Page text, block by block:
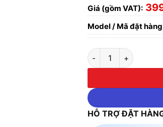
Giá (gồm VAT):
Model / Mã đặt
ĐÈN LED GẮN
HỖ TRỢ ĐẶT